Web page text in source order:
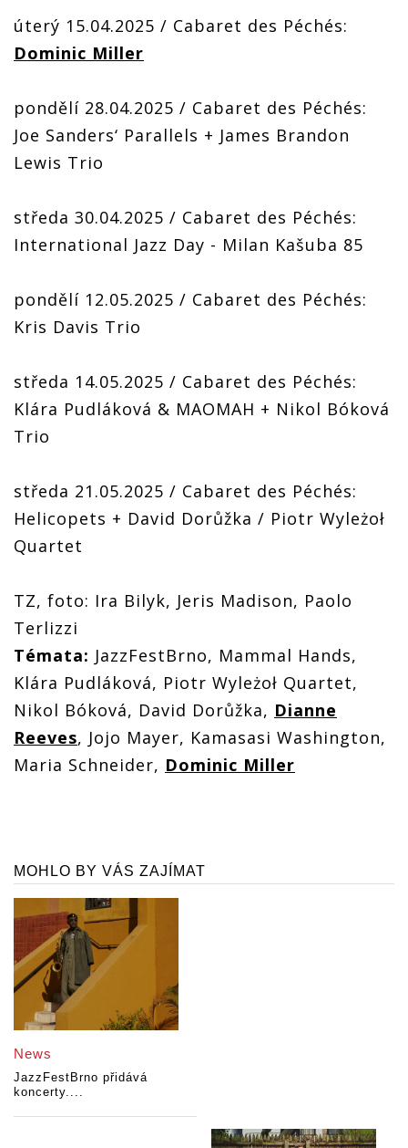
úterý 15.04.2025 / Cabaret des Péchés:
Dominic Miller
pondělí 28.04.2025 / Cabaret des Péchés:
Joe Sanders‘ Parallels + James Brandon
Lewis Trio
středa 30.04.2025 / Cabaret des Péchés:
International Jazz Day - Milan Kašuba 85
pondělí 12.05.2025 / Cabaret des Péchés:
Kris Davis Trio
středa 14.05.2025 / Cabaret des Péchés:
Klára Pudláková & MAOMAH + Nikol Bóková
Trio
středa 21.05.2025 / Cabaret des Péchés:
Helicopets + David Dorůžka / Piotr Wyleżoł
Quartet
TZ, foto: Ira Bilyk, Jeris Madison, Paolo
Terlizzi
Témata: JazzFestBrno, Mammal Hands,
Klára Pudláková, Piotr Wyleżoł Quartet,
Nikol Bóková, David Dorůžka, Dianne
Reeves, Jojo Mayer, Kamasasi Washington,
Maria Schneider, Dominic Miller
MOHLO BY VÁS ZAJÍMAT
News
JazzFestBrno přidává
koncerty....